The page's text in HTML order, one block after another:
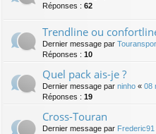
Réponses : 62
Trendline ou
Dernier message par
Réponses : 10
Quel pack ais-je ?
Dernier message par ninho « 08
Réponses : 19
Cross-Touran
Dernier message par Frederic91